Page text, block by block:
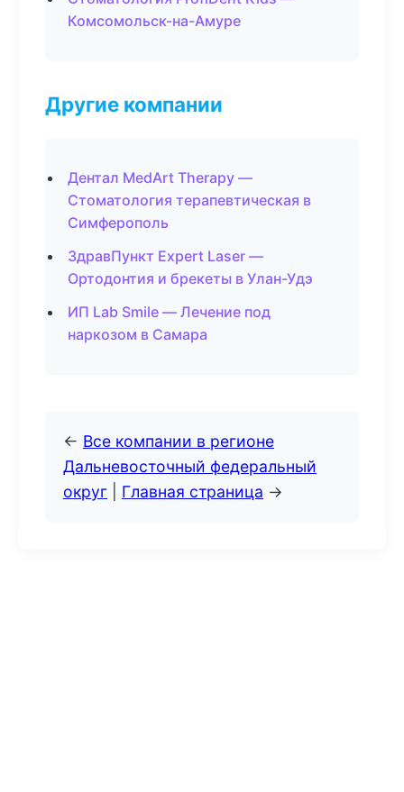
Комсомольск-на-Амуре
Другие компании
Дентал MedArt Therapy —
Стоматология терапевтическая в
Симферополь
ЗдравПункт Expert Laser —
Ортодонтия и брекеты в Улан-Удэ
ИП Lab Smile — Лечение под
наркозом в Самара
← Все компании в регионе
Дальневосточный федеральный
округ
Главная страница →